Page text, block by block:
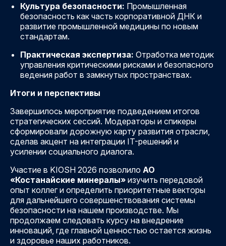
Культура безопасности: Промышленная
безопасность как часть корпоративной ДНК и
развитие промышленной медицины по новым
стандартам.
Практическая экспертиза: Отработка методик
управления критическими рисками и безопасного
ведения работ в замкнутых пространствах.
Итоги и перспективы
Завершилось мероприятие подведением итогов
стратегических сессий. Модераторы и спикеры
сформировали дорожную карту развития отрасли,
сделав акцент на интеграции IT-решений и
усилении социального диалога.
Участие в KIOSH 2026 позволило АО
«Костанайские минералы» изучить передовой
опыт коллег и определить приоритетные векторы
для дальнейшего совершенствования системы
безопасности на нашем производстве. Мы
продолжаем следовать курсу на внедрение
инноваций, где главной ценностью остается жизнь
и здоровье наших работников.